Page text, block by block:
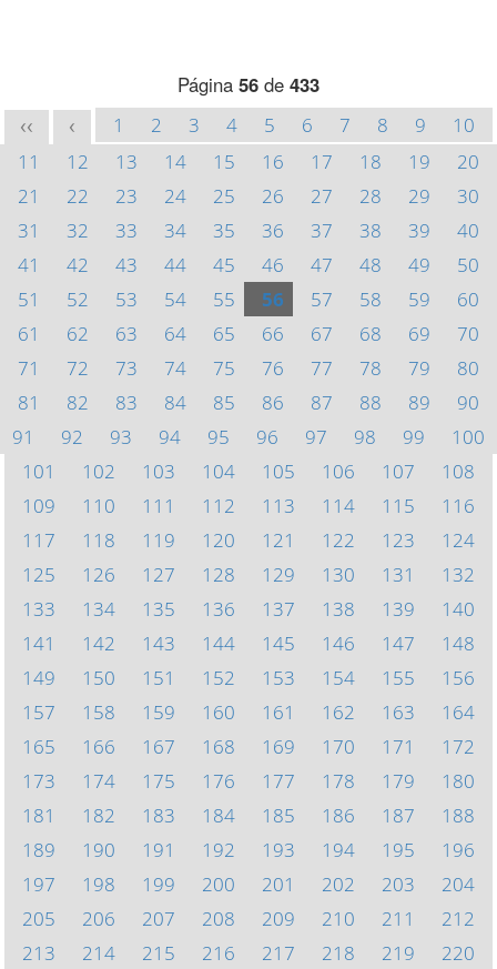
Página 56 de 433
<< < 1 2 3 4 5 6 7 8 9
10
11
12 13 14 15 16 17 18 19
20
21
22 23 24 25 26 27 28 29
30
31
32 33 34 35 36 37 38 39
40
41
42 43 44 45 46 47 48 49
50
51
52 53 54 55 56 57 58 59
60
61
62 63 64 65 66 67 68 69
70
71
72 73 74 75 76 77 78 79
80
81
82 83 84 85 86 87 88 89
90
91
92 93 94 95 96 97 98 99
100
101
102 103 104 105 106 107
108
109
110 111 112 113 114 115
116
117
118 119 120 121 122 123
124
125
126 127 128 129 130 131
132
133
134 135 136 137 138 139
140
141
142 143 144 145 146 147
148
149
150 151 152 153 154 155
156
157
158 159 160 161 162 163
164
165
166 167 168 169 170 171
172
173
174 175 176 177 178 179
180
181
182 183 184 185 186 187
188
189
190 191 192 193 194 195
196
197
198 199 200 201 202 203
204
205
206 207 208 209 210 211
212
213
214 215 216 217 218 219 220